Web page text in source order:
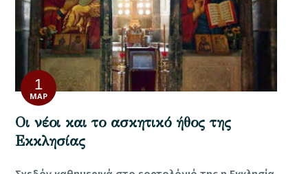
1
ΜΑΡ
Οι νέοι και το ασκητικό ήθος της
Εκκλησίας